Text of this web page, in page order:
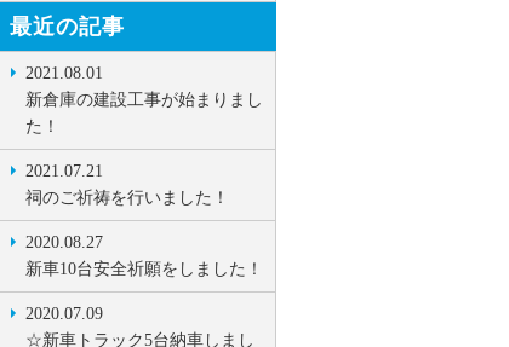
最近の記事
2021.08.01
新倉庫の建設工事が始まりまし
た！
2021.07.21
祠のご祈祷を行いました！
2020.08.27
新車10台安全祈願をしました！
2020.07.09
☆新車トラック5台納車しまし